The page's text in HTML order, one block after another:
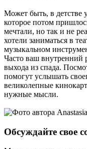
Может быть, в детстве
которое потом
мечтали, но так и не
хотели заниматься в
музыкальном
Часто ваш внутренний
выхода из спада.
помогут услышать
великолепные
нужные мысли.
Обсуждайте свое